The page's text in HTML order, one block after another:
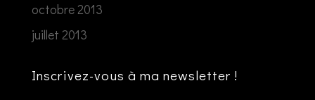
octobre 2013
juillet 2013
Inscrivez-vous à ma newsletter !